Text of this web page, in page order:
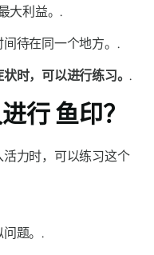
大利益。.
待在同一个地方。.
时，可以进行练习。.
行鱼印？
力时，可以练习这个
题。.